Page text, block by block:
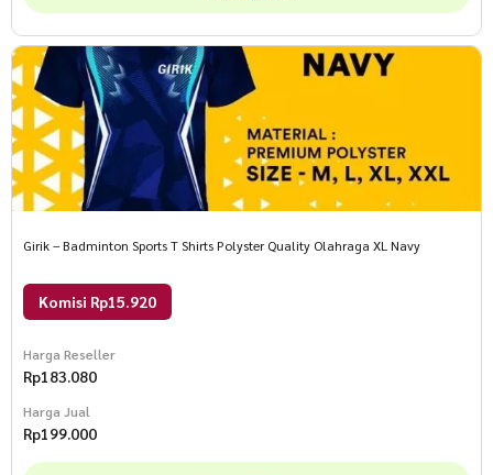
Girik – Badminton Sports T Shirts Polyster Quality Olahraga XL Navy
Komisi Rp15.920
Harga Reseller
Rp183.080
Harga Jual
Rp199.000